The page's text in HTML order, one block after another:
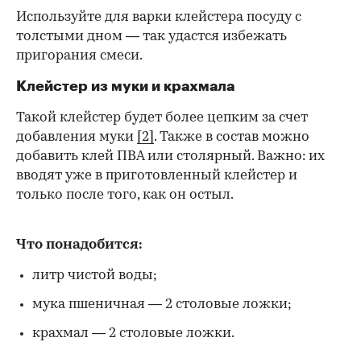
Используйте для варки клейстера посуду с
толстыми дном — так удастся избежать
пригорания смеси.
Клейстер из муки и крахмала
Такой клейстер будет более цепким за счет
добавления муки [2] . Также в состав можно
добавить клей ПВА или столярный. Важно: их
вводят уже в приготовленный клейстер и
только после того, как он остыл.
Что понадобится:
литр чистой воды;
мука пшеничная — 2 столовые ложки;
крахмал — 2 столовые ложки.